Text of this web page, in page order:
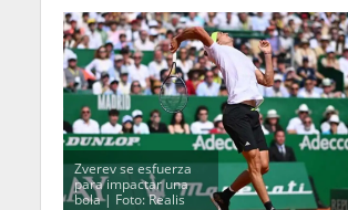
Zverev se esfuerza
para impactar una
bola | Foto: Realis